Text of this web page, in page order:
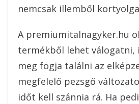
nemcsak illemből
A premiumitalnagyker.hu
termékből lehet válogatni,
meg fogja találni az
megfelelő pezsgő
időt kell szánnia rá. Ha